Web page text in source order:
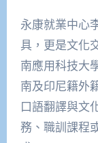
永康就業中心
具，更是文化
南應用科技大
南及印尼籍外
口語翻譯與文
務、職訓課程